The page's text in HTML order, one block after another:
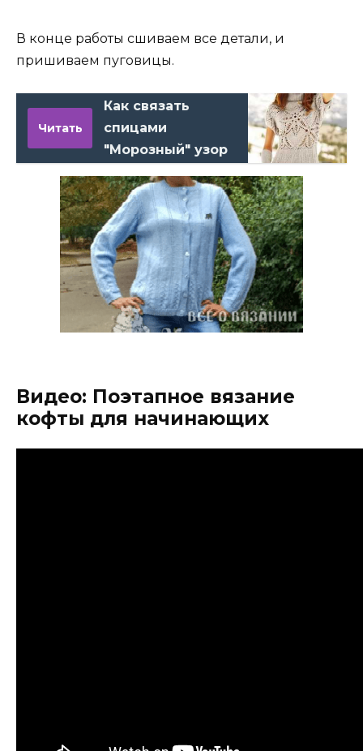
В конце работы сшиваем все детали, и
пришиваем пуговицы.
Читать
Как связать
спицами
"Морозный" узор
Видео: Поэтапное вязание
кофты для начинающих